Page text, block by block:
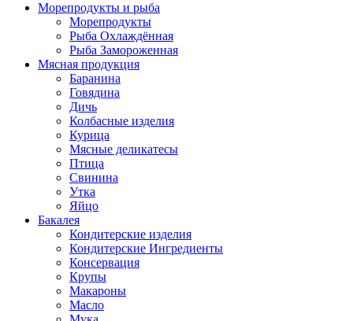
Морепродукты и рыба
Морепродукты
Рыба Охлаждённая
Рыба Замороженная
Мясная продукция
Баранина
Говядина
Дичь
Колбасные изделия
Курица
Мясные деликатесы
Птица
Свинина
Утка
Яйцо
Бакалея
Кондитерские изделия
Кондитерские Ингредиенты
Консервация
Крупы
Макароны
Масло